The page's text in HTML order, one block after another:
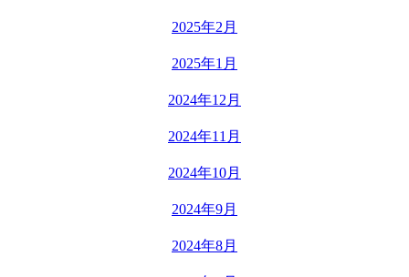
2025年2月
2025年1月
2024年12月
2024年11月
2024年10月
2024年9月
2024年8月